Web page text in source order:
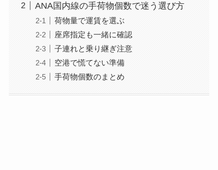
ANA国内線の手荷物個数で迷う選び方
荷物量で運賃を選ぶ
座席指定も一緒に確認
子連れと乗り継ぎ注意
空港で慌てない準備
手荷物個数のまとめ